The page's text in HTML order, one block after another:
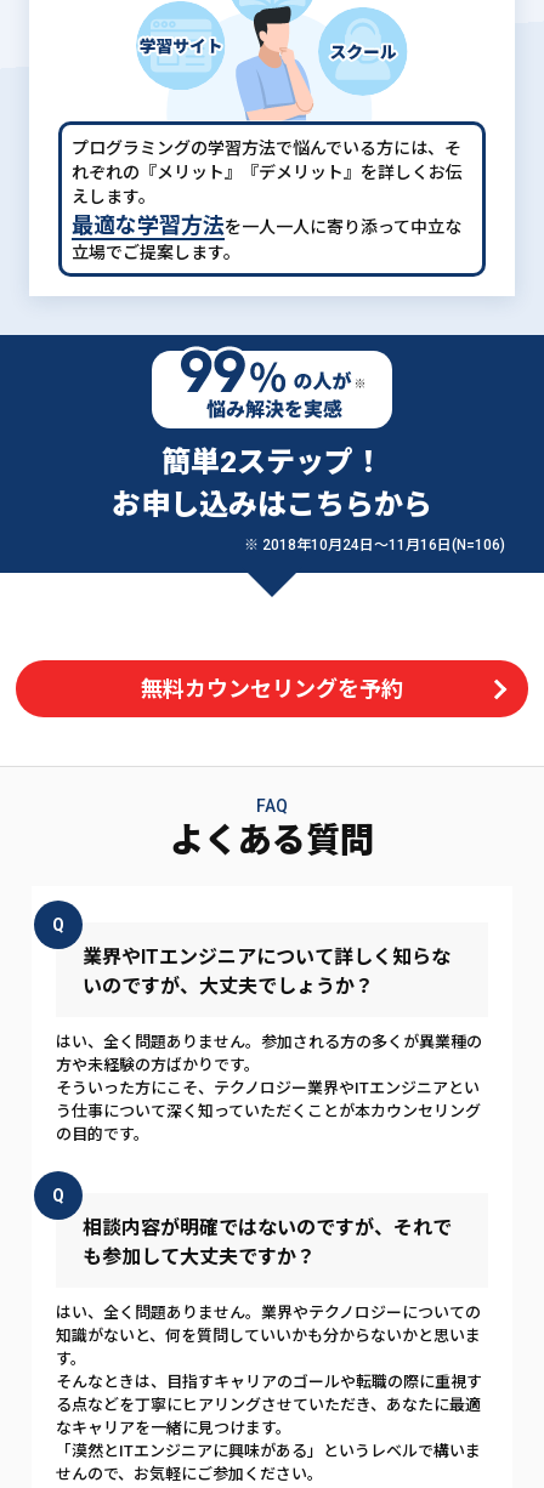
プログラミングの学習方法で悩んでいる方には、 そ
れぞれの『メリット』『デメリット』を詳しくお伝
えします。
最適な学習方法を一人一人に寄り添って中立な
立場でご提案します。
簡単2ステップ！
お申し込みはこちらから
※ 2018年10月24日〜11月16日(N=106)
無料カウンセリングを予約
FAQ
よくある質問
Q
業界やITエンジニアについて詳しく知らな
いのですが、大丈夫でしょうか？
はい、全く問題ありません。参加される方の多くが異業種の
方や未経験の方ばかりです。
そういった方にこそ、テクノロジー業界やITエンジニアとい
う仕事について深く知っていただくことが本カウンセリング
の目的です。
Q
相談内容が明確ではないのですが、それで
も参加して大丈夫ですか？
はい、全く問題ありません。業界やテクノロジーについての
知識がないと、何を質問していいかも分からないかと思いま
す。
そんなときは、目指すキャリアのゴールや転職の際に重視す
る点などを丁寧にヒアリングさせていただき、あなたに最適
なキャリアを一緒に見つけます。
「漠然とITエンジニアに興味がある」というレベルで構いま
せんので、お気軽にご参加ください。